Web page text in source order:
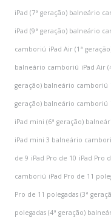
iPad (7ª geração) balneário
iPad (9ª geração) balneário
camboriú iPad Air (1ª
balneário camboriú iPad Air
geração) balneário camboriú
geração) balneário camboriú
iPad mini (6ª geração)
iPad mini 3 balneário
de 9 iPad Pro de 10 iPad Pro
camboriú iPad Pro de 11
Pro de 11 polegadas (3ª
polegadas (4ª geração)